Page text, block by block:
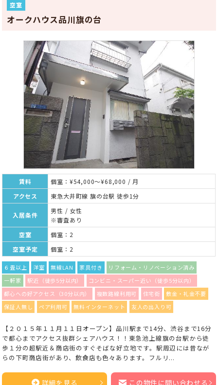
空室
オークハウス品川旗の台
賃料
個室：¥54,000～¥68,000 / 月
アクセス
東急大井町線 旗の台駅 徒歩1分
入居条件
男性 / 女性
※審査あり
空室
個室：2
空室予定
個室：2
６畳以上 洋室 無線LAN 家具付き
リフォーム・リノベーション済み
一軒家
駅近（徒歩5分以内）
コンビニ・スーパー近い（徒歩5分以内）
都心への好アクセス（30分以内）
複数路線利用可 住宅街
敷金・礼金不要
保証人無し
ペア利用可 無料インターネット 友人の出入り可
【２０１５年１１月１１日オープン】品川駅まで14分、渋谷まで16分
で都心までアクセス抜群シェアハウス！！東急池上線旗の台駅から徒
歩１分の超駅近＆商店街のすぐそばな好立地です。駅周辺には昔なが
らの下町商店街があり、飲食店も色々あります。フルリ...
詳細を見る この物件に問い合わせる